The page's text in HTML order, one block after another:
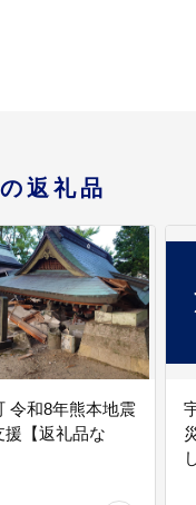
返礼品
令和8年熊本地震
援【返礼品な